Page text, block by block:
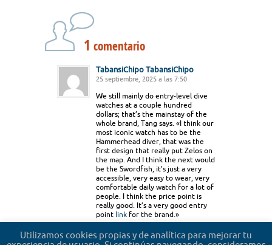
1 comentario
TabansiChipo TabansiChipo
25 septiembre, 2025 a las 7:50
We still mainly do entry-level dive
watches at a couple hundred
dollars; that’s the mainstay of the
whole brand, Tang says. «I think our
most iconic watch has to be the
Hammerhead diver, that was the
first design that really put Zelos on
the map. And I think the next would
be the Swordfish, it’s just a very
accessible, very easy to wear, very
comfortable daily watch for a lot of
people. I think the price point is
really good. It’s a very good entry
point link for the brand.»
Accede para responder
Utilizamos cookies propias y de analítica para mejorar tu